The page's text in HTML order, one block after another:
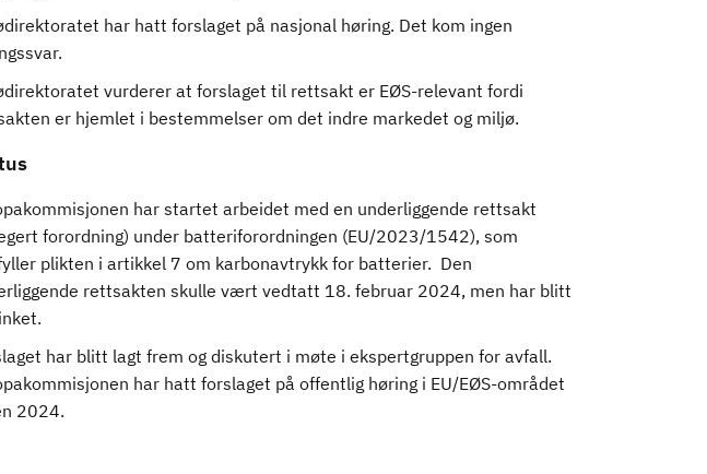
har hatt forslaget på nasjonal høring. Det kom ingen
vurderer at forslaget til rettsakt er EØS-relevant fordi
er hjemlet i bestemmelser om det indre markedet og miljø.
har startet arbeidet med en underliggende rettsakt
forordning) under batteriforordningen (EU/2023/1542), som
plikten i artikkel 7 om karbonavtrykk for batterier. Den
rettsakten skulle vært vedtatt 18. februar 2024, men har blitt
har blitt lagt frem og diskutert i møte i ekspertgruppen for avfall.
har hatt forslaget på offentlig høring i EU/EØS-området
2024.